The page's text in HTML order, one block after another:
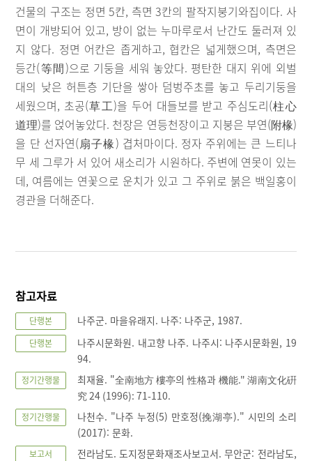
건물의 구조는 정면 5칸, 측면 3칸의 팔작지붕기와집이다. 사
면이 개방되어 있고, 방이 없는 누마루로서 난간도 둘러져 있
지 않다. 정면 어칸은 좁게하고, 협칸은 넓게했으며, 측면은
등간(等間)으로 기둥을 세워 놓았다. 평탄한 대지 위에 외벌
대의 낮은 허튼층 기단을 쌓아 덤벙주초를 놓고 두리기둥을
세웠으며, 초공(草工)을 두어 대들보를 받고 주심도리(柱心
道理)를 얹어놓았다. 천장은 연등천장이고 지붕은 부연(附椽)
을 단 선자연(扇子椽) 겹처마이다. 정자 주위에는 큰 느티나
무 세 그루가 서 있어 새소리가 시원하다. 주변에 연못이 있는
데, 여름에는 연꽃으로 운치가 있고 그 주위로 붉은 백일홍이
경관을 더해준다.
참고자료
단행본 나주군. 마을유래지. 나주: 나주군, 1987.
단행본
나주시문화원. 내고향 나주. 나주시: 나주시문화원, 19
94.
정기간행물
최재율. "全南地方 樓亭의 性格과 機能." 湖南文化硏
究 24 (1996): 71-110.
정기간행물
나천수. "나주 누정(5) 만호정(挽湖亭)." 시민의 소리
(2017): 문화.
보고서
전라남도. 도지정문화재조사보고서. 무안군: 전라남도,